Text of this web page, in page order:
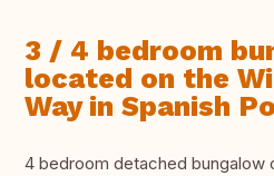
3 / 4 bedroom
located on the
Way in Spanish
4 bedroom detached bungalow